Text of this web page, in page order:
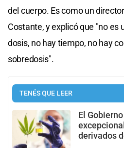
del cuerpo. Es como un
Costante, y explicó que "no es
dosis, no hay tiempo, no hay
sobredosis".
TENÉS QUE LEER
El
derivados